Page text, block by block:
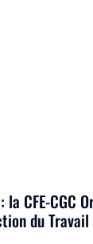
CFE-CGC
du Travail